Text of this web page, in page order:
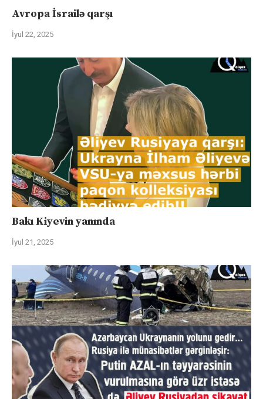
Avropa İsrailə qarşı
İyul 22, 2025
Bakı Kiyevin yanında
İyul 21, 2025